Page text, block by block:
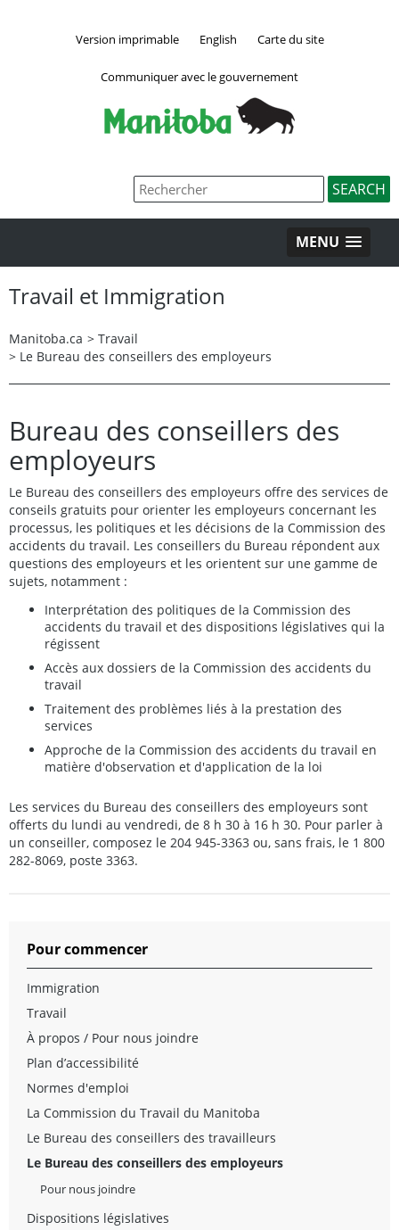
Version imprimable English Carte du site
Communiquer avec le gouvernement
MENU
Travail et Immigration
Manitoba.ca > Travail
> Le Bureau des conseillers des employeurs
Bureau des conseillers des
employeurs
Le Bureau des conseillers des employeurs offre des services de
conseils gratuits pour orienter les employeurs concernant les
processus, les politiques et les décisions de la Commission des
accidents du travail. Les conseillers du Bureau répondent aux
questions des employeurs et les orientent sur une gamme de
sujets, notamment :
Interprétation des politiques de la Commission des
accidents du travail et des dispositions législatives qui la
régissent
Accès aux dossiers de la Commission des accidents du
travail
Traitement des problèmes liés à la prestation des
services
Approche de la Commission des accidents du travail en
matière d'observation et d'application de la loi
Les services du Bureau des conseillers des employeurs sont
offerts du lundi au vendredi, de 8 h 30 à 16 h 30. Pour parler à
un conseiller, composez le 204 945-3363 ou, sans frais, le 1 800
282-8069, poste 3363.
Pour commencer
Immigration
Travail
À propos / Pour nous joindre
Plan d’accessibilité
Normes d'emploi
La Commission du Travail du Manitoba
Le Bureau des conseillers des travailleurs
Le Bureau des conseillers des employeurs
Pour nous joindre
Dispositions législatives